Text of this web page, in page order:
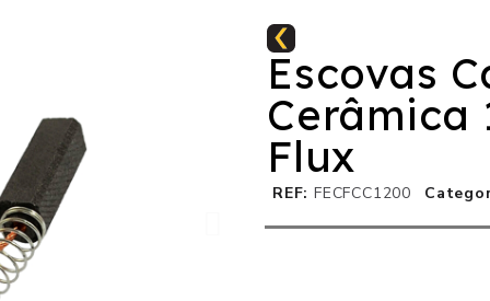
Escovas
Cerâmica
Flux
REF FECFCC1200